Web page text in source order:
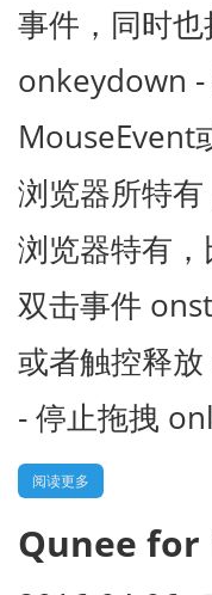
事件，同时
onkeydown -
MouseEvent
浏览器所特
浏览器特有
双击事件
或者触控释
- 停止拖拽
阅读更多
Qunee for